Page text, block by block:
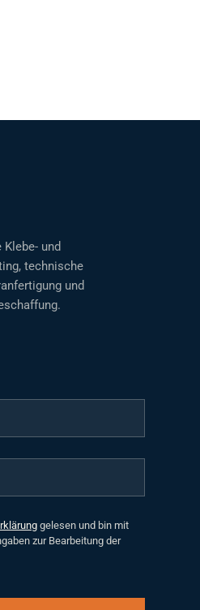
und
technische
und
gelesen und bin mit
zur Bearbeitung der